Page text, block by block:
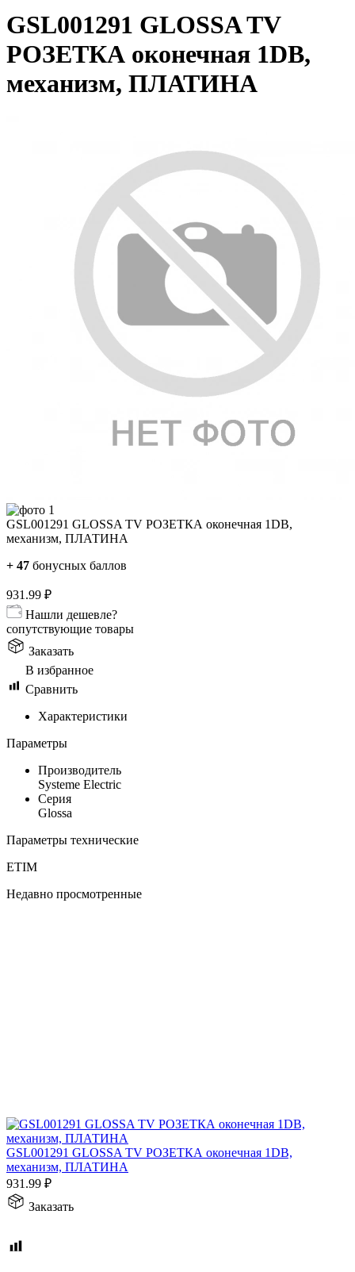
GSL001291 GLOSSA TV
РОЗЕТКА оконечная 1DB,
механизм, ПЛАТИНА
GSL001291 GLOSSA TV РОЗЕТКА оконечная 1DB,
механизм, ПЛАТИНА
+ 47 бонусных баллов
931.99 ₽
Нашли дешевле?
сопутствующие товары
Заказать
В избранное
Сравнить
Характеристики
Параметры
Производитель
Systeme Electric
Серия
Glossa
Параметры технические
ETIM
Недавно просмотренные
GSL001291 GLOSSA TV РОЗЕТКА оконечная 1DB,
механизм, ПЛАТИНА
931.99 ₽
Заказать